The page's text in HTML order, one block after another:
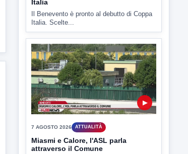
▶
Benevento Calcio: Le scelte di
Floro Flores per il debutto di Coppa
Italia
Il Benevento è pronto al debutto di Coppa
Italia. Scelte...